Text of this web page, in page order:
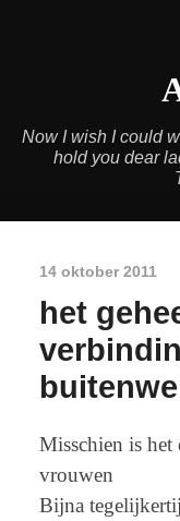
Now I wish I could
hold you dear
14 oktober 2011
het
Misschien is het
vrouwen
Bijna